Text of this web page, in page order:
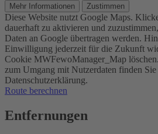
Mehr Informationen Zustimmen
Diese Website nutzt Google Maps.
dauerhaft zu aktivieren und
Daten an Google übertragen werden.
Einwilligung jederzeit für die Zukunft
Cookie MWFewoManager_Map
zum Umgang mit Nutzerdaten finden Sie
Datenschutzerklärung.
Route berechnen
Entfernungen